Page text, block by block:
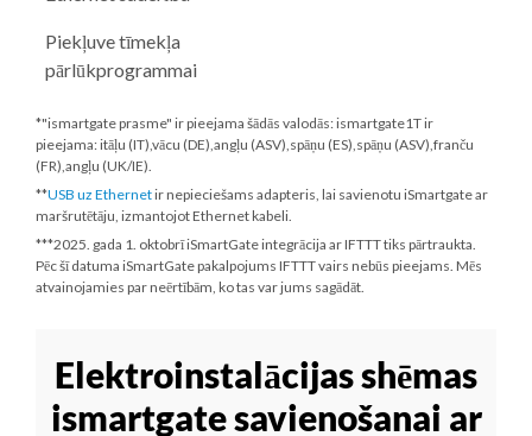
Piekļuve tīmekļa
pārlūkprogrammai
*"ismartgate prasme" ir pieejama šādās valodās: ismartgate1T ir
pieejama: itāļu (IT),vācu (DE),angļu (ASV),spāņu (ES),spāņu (ASV),franču
(FR),angļu (UK/IE).
**USB uz Ethernetir nepieciešams adapteris, lai savienotu iSmartgate ar
maršrutētāju, izmantojot Ethernet kabeli.
***2025. gada 1. oktobrīiSmartGate integrācija ar IFTTT tiks pārtraukta.
Pēc šī datuma iSmartGate pakalpojums IFTTT vairs nebūs pieejams. Mēs
atvainojamies par neērtībām, ko tas var jums sagādāt.
Elektroinstalācijas shēmas
ismartgate savienošanai ar